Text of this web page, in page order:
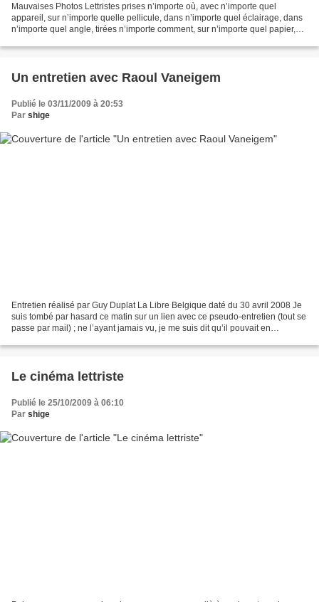
Mauvaises Photos Lettristes prises n’importe où, avec n’importe quel
appareil, sur n’importe quelle pellicule, dans n’importe quel éclairage, dans
n’importe quel angle, tirées n’importe comment, sur n’importe quel papier,
Un entretien avec Raoul Vaneigem
Publié le 03/11/2009 à 20:53
Par shige
Entretien réalisé par Guy Duplat La Libre Belgique daté du 30 avril 2008 Je
suis tombé par hasard ce matin sur un lien avec ce pseudo-entretien (tout se
passe par mail) ; ne l’ayant jamais vu, je me suis dit qu’il pouvait en
Le cinéma lettriste
Publié le 25/10/2009 à 06:10
Par shige